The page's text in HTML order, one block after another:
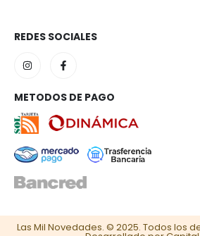
REDES SOCIALES
METODOS DE PAGO
Las Mil Novedades. © 2025. Todos los